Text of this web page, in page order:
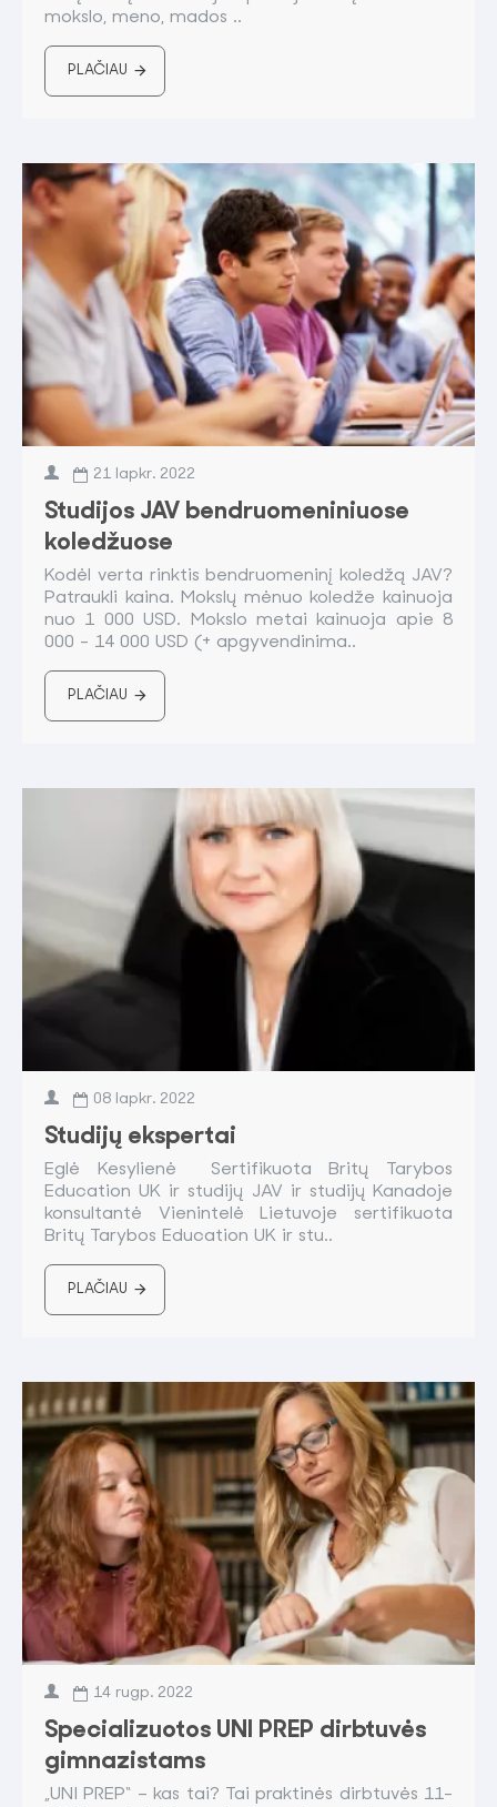
mokslo, meno, mados ..
PLAČIAU
21 lapkr. 2022
Studijos JAV bendruomeniniuose
koledžuose
Kodėl verta rinktis bendruomeninį koledžą JAV?
Patraukli kaina. Mokslų mėnuo koledže kainuoja
nuo 1 000 USD. Mokslo metai kainuoja apie 8
000 - 14 000 USD (+ apgyvendinima..
PLAČIAU
08 lapkr. 2022
Studijų ekspertai
Eglė Kesylienė Sertifikuota Britų Tarybos
Education UK ir studijų JAV ir studijų Kanadoje
konsultantė Vienintelė Lietuvoje sertifikuota
Britų Tarybos Education UK ir stu..
PLAČIAU
14 rugp. 2022
Specializuotos UNI PREP dirbtuvės
gimnazistams
„UNI PREP“ – kas tai? Tai praktinės dirbtuvės 11-